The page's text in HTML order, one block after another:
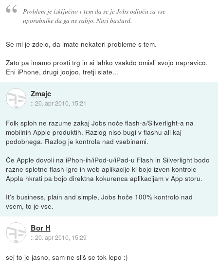
Problem je izključno v tem da se je Jobs odloču za vse
uporabnike da ga ne rabjo. Nazi bastard.
Se mi je zdelo, da imate nekateri probleme s tem.
Zato pa imamo prosti trg in si lahko vsakdo omisli svojo napravico.
Eni iPhone, drugi joojoo, tretji slate...
Zmajc
::20. apr 2010, 15:21
Folk sploh ne razume zakaj Jobs noče flash-a/Silverlight-a na
mobilnih Apple produktih. Razlog niso bugi v flashu ali kaj
podobnega. Razlog je kontrola nad vsebinami.
Če Apple dovoli na iPhon-ih/iPod-u/iPad-u Flash in Silverlight bodo
razne spletne flash igre in web aplikacije ki bojo izven kontrole
Appla hkrati pa bojo direktna kokurenca aplikacijam v App storu.
It's business, plain and simple, Jobs hoče 100% kontrolo nad
vsem, to je vse.
Bor H
::20. apr 2010, 15:29
sej to je jasno, sam ne sliš se tok lepo :)